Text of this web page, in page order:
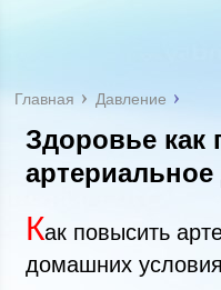
Главная Давление
Здоровье как
Как повысить
домашних